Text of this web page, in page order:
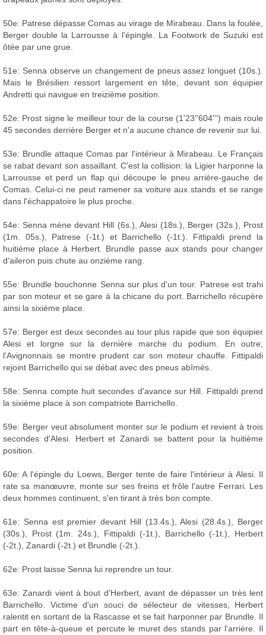
50e: Patrese dépasse Comas au virage de Mirabeau. Dans la foulée,
Berger double la Larrousse à l'épingle. La Footwork de Suzuki est
ôtée par une grue.
51e: Senna observe un changement de pneus assez longuet (10s.).
Mais le Brésilien ressort largement en tête, devant son équipier
Andretti qui navigue en treizième position.
52e: Prost signe le meilleur tour de la course (1'23''604''') mais roule
45 secondes derrière Berger et n'a aucune chance de revenir sur lui.
53e: Brundle attaque Comas par l'intérieur à Mirabeau. Le Français
se rabat devant son assaillant. C'est la collision: la Ligier harponne la
Larrousse et perd un flap qui découpe le pneu arrière-gauche de
Comas. Celui-ci ne peut ramener sa voiture aux stands et se range
dans l'échappatoire le plus proche.
54e: Senna mène devant Hill (6s.), Alesi (18s.), Berger (32s.), Prost
(1m. 05s.), Patrese (-1t.) et Barrichello (-1t.). Fittipaldi prend la
huitième place à Herbert. Brundle passe aux stands pour changer
d'aileron puis chute au onzième rang.
55e: Brundle bouchonne Senna sur plus d'un tour. Patrese est trahi
par son moteur et se gare à la chicane du port. Barrichello récupère
ainsi la sixième place.
57e: Berger est deux secondes au tour plus rapide que son équipier
Alesi et lorgne sur la dernière marche du podium. En outre,
l'Avignonnais se montre prudent car son moteur chauffe. Fittipaldi
rejoint Barrichello qui se débat avec des pneus abîmés.
58e: Senna compte huit secondes d'avance sur Hill. Fittipaldi prend
la sixième place à son compatriote Barrichello.
59e: Berger veut absolument monter sur le podium et revient à trois
secondes d'Alesi. Herbert et Zanardi se battent pour la huitième
position.
60e: A l'épingle du Loews, Berger tente de faire l'intérieur à Alesi. Il
rate sa manœuvre, monte sur ses freins et frôle l'autre Ferrari. Les
deux hommes continuent, s'en tirant à très bon compte.
61e: Senna est premier devant Hill (13.4s.), Alesi (28.4s.), Berger
(30s.), Prost (1m. 24s.), Fittipaldi (-1t.), Barrichello (-1t.), Herbert
(-2t.), Zanardi (-2t.) et Brundle (-2t.).
62e: Prost laisse Senna lui reprendre un tour.
63e: Zanardi vient à bout d'Herbert, avant de dépasser un très lent
Barrichello. Victime d'un souci de sélecteur de vitesses, Herbert
ralentit en sortant de la Rascasse et se fait harponner par Brundle. Il
part en tête-à-queue et percute le muret des stands par l'arrière. Il